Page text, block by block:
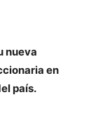
nueva
en
país.